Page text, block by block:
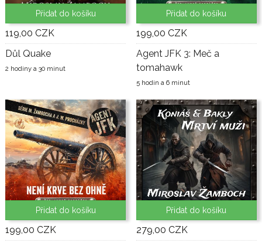
Přidat do košíku
119,00 CZK
Důl Quake
2 hodiny a 30 minut
Přidat do košíku
199,00 CZK
Agent JFK 3: Meč a
tomahawk
5 hodin a 6 minut
Přidat do košíku
199,00 CZK
Přidat do košíku
279,00 CZK